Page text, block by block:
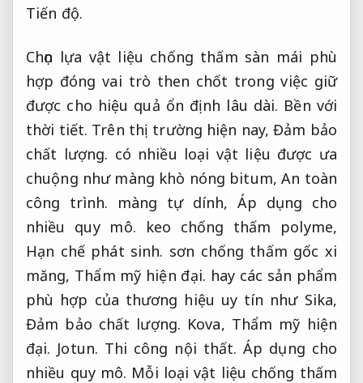
Tiến độ.
Chọn lựa vật liệu chống thấm sàn mái phù
hợp đóng vai trò then chốt trong việc giữ
được cho hiệu quả ổn định lâu dài. Bền với
thời tiết. Trên thị trường hiện nay,Đảm bảo
chất lượng. có nhiều loại vật liệu được ưa
chuộng như màng khò nóng bitum,An toàn
công trình. màng tự dính, Áp dụng cho
nhiều quy mô. keo chống thấm polyme,
Hạn chế phát sinh. sơn chống thấm gốc xi
măng, Thẩm mỹ hiện đại. hay các sản phẩm
phù hợp của thương hiệu uy tín như Sika,
Đảm bảo chất lượng. Kova, Thẩm mỹ hiện
đại. Jotun. Thi công nội thất. Áp dụng cho
nhiều quy mô. Mỗi loại vật liệu chống thấm